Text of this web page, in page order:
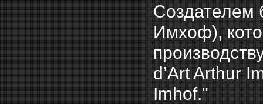
Создателем
Имхоф),
d’Art Arthur
Imhof."